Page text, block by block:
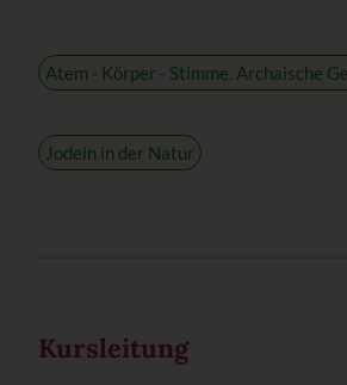
Atem - Körper - Stimme. Archaische
Jodeln in der Natur
Kursleitung